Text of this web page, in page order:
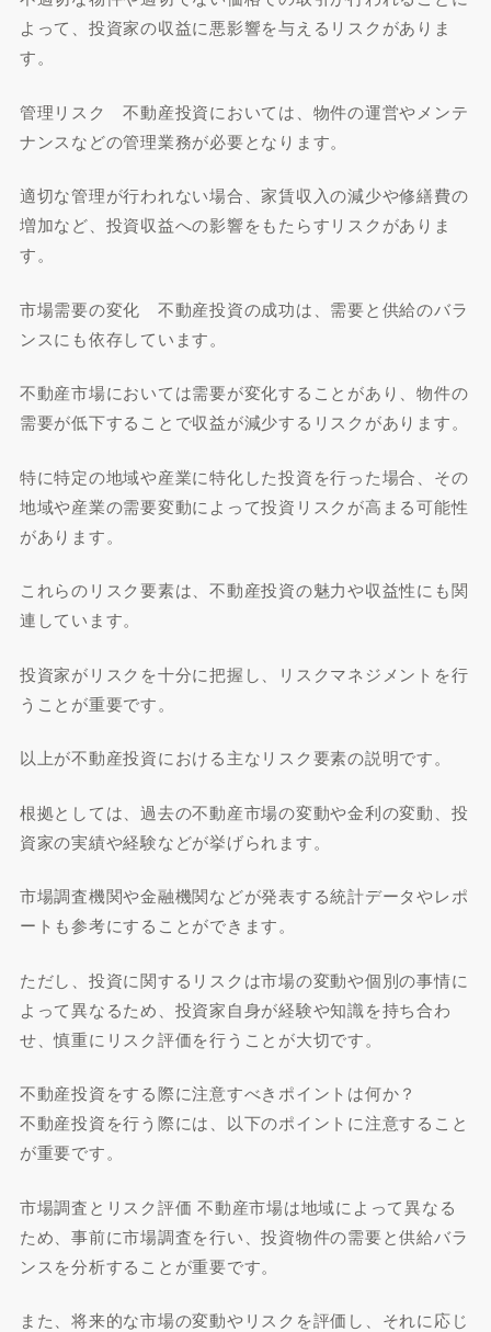
よって、投資家の収益に悪影響を与えるリスクがありま
す。
管理リスク 不動産投資においては、物件の運営やメンテ
ナンスなどの管理業務が必要となります。
適切な管理が行われない場合、家賃収入の減少や修繕費の
増加など、投資収益への影響をもたらすリスクがありま
す。
市場需要の変化 不動産投資の成功は、需要と供給のバラ
ンスにも依存しています。
不動産市場においては需要が変化することがあり、物件の
需要が低下することで収益が減少するリスクがあります。
特に特定の地域や産業に特化した投資を行った場合、その
地域や産業の需要変動によって投資リスクが高まる可能性
があります。
これらのリスク要素は、不動産投資の魅力や収益性にも関
連しています。
投資家がリスクを十分に把握し、リスクマネジメントを行
うことが重要です。
以上が不動産投資における主なリスク要素の説明です。
根拠としては、過去の不動産市場の変動や金利の変動、投
資家の実績や経験などが挙げられます。
市場調査機関や金融機関などが発表する統計データやレポ
ートも参考にすることができます。
ただし、投資に関するリスクは市場の変動や個別の事情に
よって異なるため、投資家自身が経験や知識を持ち合わ
せ、慎重にリスク評価を行うことが大切です。
不動産投資をする際に注意すべきポイントは何か？
不動産投資を行う際には、以下のポイントに注意すること
が重要です。
市場調査とリスク評価 不動産市場は地域によって異なる
ため、事前に市場調査を行い、投資物件の需要と供給バラ
ンスを分析することが重要です。
また、将来的な市場の変動やリスクを評価し、それに応じ